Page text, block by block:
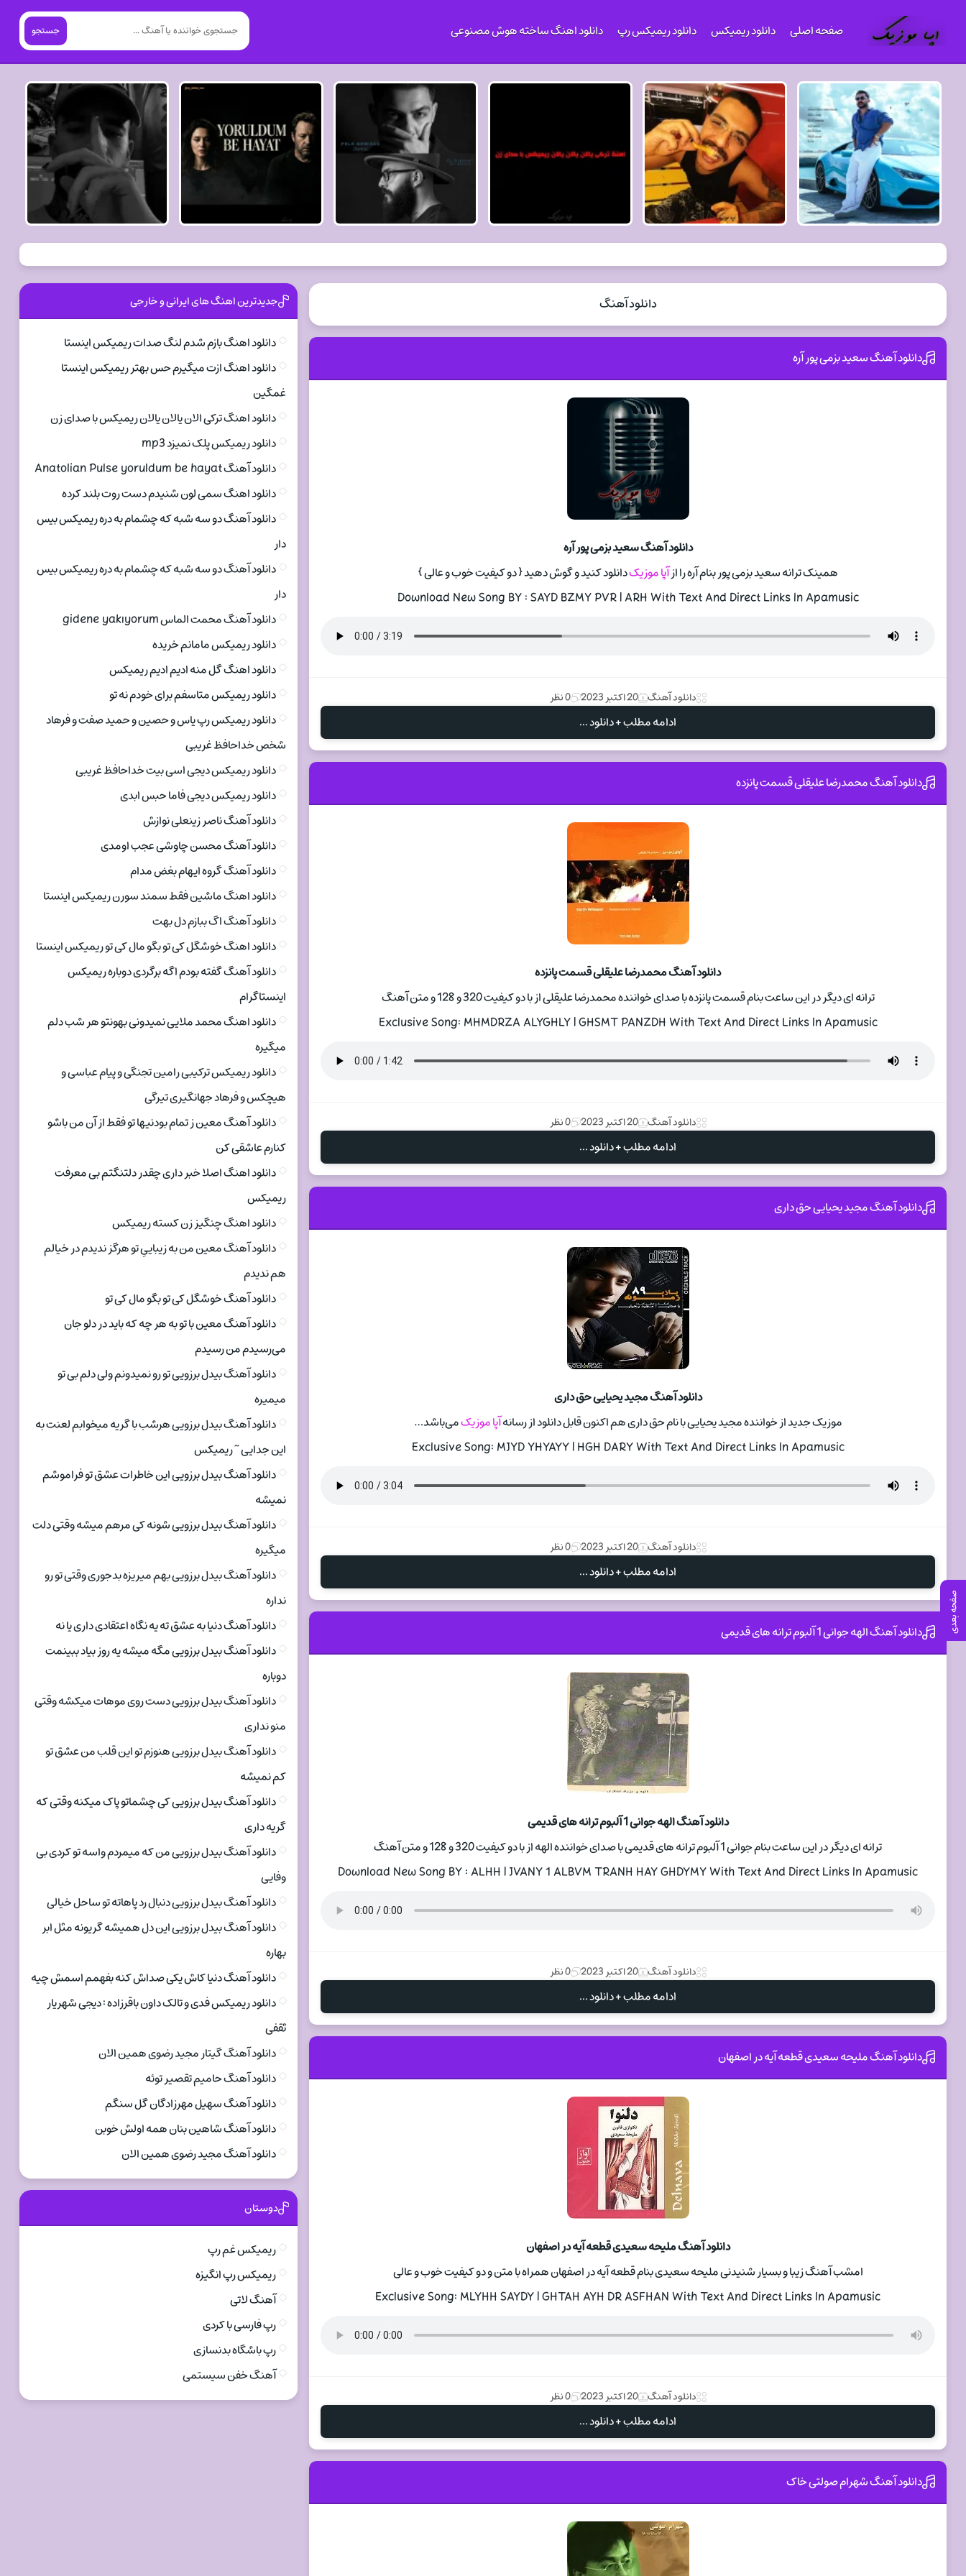
صفحه اصلی دانلود ریمیکس دانلود ریمیکس رپ دانلود اهنگ ساخته هوش مصنوعی جستجو
دانلود آهنگ
دانلود آهنگ سعید بزمی پور آره
دانلود آهنگ سعید بزمی پور آره
همینک ترانه سعید بزمی پور بنام آره را ازآپا موزیکدانلود کنید و گوش دهید { دو کیفیت خوب و عالی }
Download New Song BY : SAYD BZMY PVR | ARH With Text And Direct Links In Apamusic
دانلود آهنگ 20 اکتبر 2023 0 نظر
ادامه مطلب + دانلود ...
دانلود آهنگ محمدرضا علیقلی قسمت پانزده
دانلود آهنگ محمدرضا علیقلی قسمت پانزده
ترانه ای دیگر در این ساعت بنام قسمت پانزده با صدای خواننده محمدرضا علیقلی از با دو کیفیت 320 و 128 و متن آهنگ
Exclusive Song: MHMDRZA ALYGHLY | GHSMT PANZDH With Text And Direct Links In Apamusic
دانلود آهنگ 20 اکتبر 2023 0 نظر
ادامه مطلب + دانلود ...
دانلود آهنگ مجید یحیایی حق داری
دانلود آهنگ مجید یحیایی حق داری
موزیک جدید از خواننده مجید یحیایی با نام حق داری هم اکنون قابل دانلود از رسانهآپا موزیکمی‌باشد…
Exclusive Song: MJYD YHYAYY | HGH DARY With Text And Direct Links In Apamusic
دانلود آهنگ 20 اکتبر 2023 0 نظر
ادامه مطلب + دانلود ...
دانلود آهنگ الهه جوانی 1 آلبوم ترانه های قدیمی
دانلود آهنگ الهه جوانی 1 آلبوم ترانه های قدیمی
ترانه ای دیگر در این ساعت بنام جوانی 1 آلبوم ترانه های قدیمی با صدای خواننده الهه از با دو کیفیت 320 و 128 و متن آهنگ
Download New Song BY : ALHH | JVANY 1 ALBVM TRANH HAY GHDYMY With Text And Direct Links In Apamusic
دانلود آهنگ 20 اکتبر 2023 0 نظر
ادامه مطلب + دانلود ...
دانلود آهنگ ملیحه سعیدی قطعه آیه در اصفهان
دانلود آهنگ ملیحه سعیدی قطعه آیه در اصفهان
امشب آهنگ زیبا و بسیار شنیدنی ملیحه سعیدی بنام قطعه آیه در اصفهان همراه با متن و دو کیفیت خوب و عالی
Exclusive Song: MLYHH SAYDY | GHTAH AYH DR ASFHAN With Text And Direct Links In Apamusic
دانلود آهنگ 20 اکتبر 2023 0 نظر
ادامه مطلب + دانلود ...
دانلود آهنگ شهرام صولتی خاک
صفحه بعدی
جدیدترین اهنگ های ایرانی و خارجی
دانلود اهنگ بازم شدم لنگ صدات ریمیکس اینستا
دانلود اهنگ ازت میگیرم حس بهتر ریمیکس اینستا
غمگین
دانلود اهنگ ترکی الان یالان یالان ریمیکس با صدای زن
دانلود ریمیکس پلک نمیزد mp3
دانلود آهنگ Anatolian Pulse yoruldum be hayat
دانلود اهنگ سمی لون شنیدم دست روت بلند کرده
دانلود آهنگ دو سه شبه که چشمام به دره ریمیکس بیس
دار
دانلود آهنگ دو سه شبه که چشمام به دره ریمیکس بیس
دار
دانلود آهنگ محمت الماس gidene yakıyorum
دانلود ریمیکس مامانم خریده
دانلود اهنگ گل منه ادیم ادیم ریمیکس
دانلود ریمیکس متاسفم برای خودم نه تو
دانلود ریمیکس رپ یاس و حصین و حمید صفت و فرهاد
شخص خداحافظ غریبی
دانلود ریمیکس دیجی اسی بیت خداحافظ غریبی
دانلود ریمیکس دیجی فاما حبس ابدی
دانلود آهنگ ناصر زینعلی نوازش
دانلود آهنگ محسن چاوشی عجب اومدی
دانلود آهنگ گروه ایهام بغض مدام
دانلود اهنگ ماشین فقط سمند سورن ریمیکس اینستا
دانلود آهنگ اگ ببازم دل بهت
دانلود اهنگ خوشگل کی تو بگو مال کی تو ریمیکس اینستا
دانلود آهنگ گفته بودم اگه برگردی دوباره ریمیکس
اینستاگرام
دانلود اهنگ محمد ملایی نمیدونی بهونتو هر شب دلم
میگیره
دانلود ریمیکس ترکیبی رامین تجنگی و پیام عباسی و
هیچکس و فرهاد جهانگیری تیرگی
دانلود آهنگ معین ز تمام بودنیها تو فقط از آن من باشو
کنارم عاشقی کن
دانلود اهنگ اصلا خبر داری چقدر دلتنگتم بی معرفت
ریمیکس
دانلود اهنگ چنگیز زن کسته ریمیکس
دانلود آهنگ معین من به زیباییِ تو هرگز ندیدم در خیالم
هم ندیدم
دانلود آهنگ خوشگل کی تو بگو مال کی تو
دانلود آهنگ معین با تو به هر چه که باید در دلو جان
می‌رسیدم من رسیدم
دانلود آهنگ بیدل برزویی تو رو نمیدونم ولی دلم بی تو
میمیره
دانلود آهنگ بیدل برزویی هرشب با گریه میخوابم لعنت به
این جدایی ~ ریمیکس
دانلود آهنگ بیدل برزویی این خاطرات عشق تو فراموشم
نمیشه
دانلود آهنگ بیدل برزویی شونه کی مرهم میشه وقتی دلت
میگیره
دانلود آهنگ بیدل برزویی بهم میریزه بدجوری وقتی تو رو
نداره
دانلود آهنگ دنیا به عشق ته یه نگاه اعتقادی داری یا نه
دانلود آهنگ بیدل برزویی مگه میشه یه روز بیاد ببینمت
دوباره
دانلود آهنگ بیدل برزویی دست روی موهات میکشه وقتی
منو نداری
دانلود آهنگ بیدل برزویی هنوزم تو این قلب من عشق تو
کم نمیشه
دانلود آهنگ بیدل برزویی کی چشماتو پاک میکنه وقتی که
گریه داری
دانلود آهنگ بیدل برزویی من که میمردم واسه تو کردی بی
وفایی
دانلود آهنگ بیدل برزویی دنبال رد پاهاته تو ساحل خیالی
دانلود آهنگ بیدل برزویی این دل همیشه گریونه مثل ابر
بهاره
دانلود آهنگ دنیا کاش یکی صداش کنه بفهمم اسمش چیه
دانلود ریمیکس فدی و تالک داون باقرزاده : دیجی شهریار
ثقفی
دانلود آهنگ گیتار مجید رضوی همین الان
دانلود آهنگ حامیم تقصیر توئه
دانلود آهنگ سهیل مهرزادگان گل سنگم
دانلود آهنگ شاهین بنان همه اولش خوبن
دانلود آهنگ مجید رضوی همین الان
دوستان
ریمیکس غم رپ
ریمیکس رپ انگیزه
آهنگ لاتی
رپ فارسی با کردی
رپ باشگاه بدنسازی
آهنگ خفن سیستمی